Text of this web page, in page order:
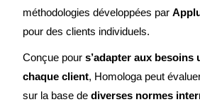
méthodologies développées par
pour des clients individuels.
Conçue pour s’adapter aux besoins
chaque client, Homologa peut
sur la base de diverses normes